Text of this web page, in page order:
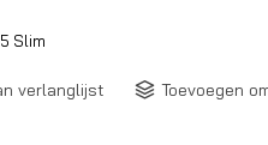
Slim
verlanglijst Toevoegen